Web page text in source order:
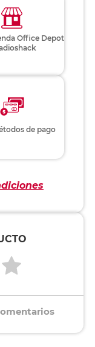
Office Depot
de pago